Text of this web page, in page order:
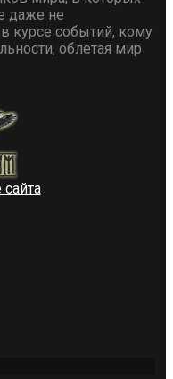
даже не
курсе событий, кому
облетая мир